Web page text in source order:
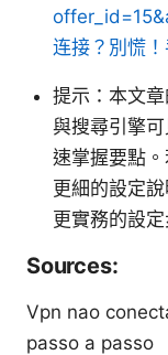
连接？別慌
提示：本文
與搜尋引擎
速掌握要點
更細的設定
更實務的設定
Sources:
Vpn nao
passo a passo